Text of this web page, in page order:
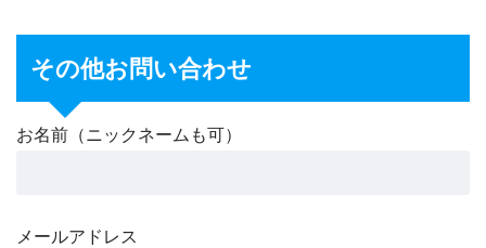
その他お問い合わせ
お名前（ニックネームも可）
メールアドレス